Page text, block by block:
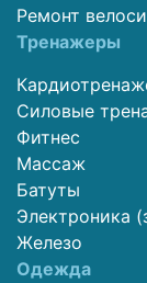
Ремонт
Тренажеры
Силовые
Фитнес
Массаж
Батуты
Электроника
Железо
Одежда